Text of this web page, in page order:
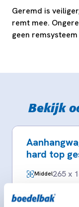
Geremd is
remt mee.
geen
Bekijk
hard top
Middel265 x